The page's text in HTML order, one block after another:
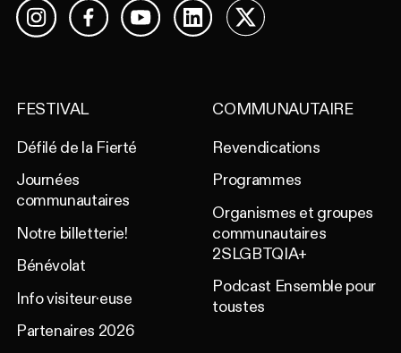
InstagramFacebookYouTubeLinkedIn
X
FESTIVAL
Défilé de la Fierté
Journées
communautaires
Notre billetterie!
Bénévolat
Info visiteur·euse
Partenaires 2026
COMMUNAUTAIRE
Revendications
Programmes
Organismes et groupes
communautaires
2SLGBTQIA+
Podcast Ensemble pour
toustes